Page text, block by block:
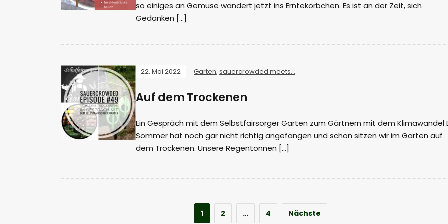
so einiges an Gemüse wandert jetzt ins Erntekörbchen. Es ist an der Zeit, sich
Gedanken […]
22. Mai 2022 Garten, sauercrowded meets...
Auf dem Trockenen
Ein Gespräch mit dem Selbstfairsorger Garten zum Gärtnern mit dem Klimawandel
Sommer hat noch gar nicht richtig angefangen und schon sitzen wir im Garten auf
dem Trockenen. Unsere Regentonnen […]
1 2 … 4 Nächste